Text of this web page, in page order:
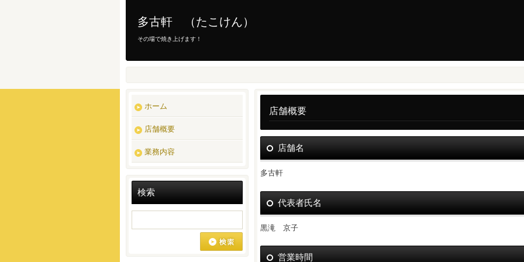
多古軒 （たこけん）
その場で焼き上げます！
店舗概要
店舗名
多古軒
代表者氏名
黒滝 京子
営業時間
ホーム
店舗概要
業務内容
検索